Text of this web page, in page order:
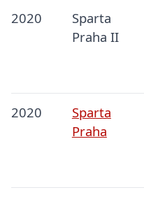
2020
Sparta
Praha II
2020
Sparta
Praha